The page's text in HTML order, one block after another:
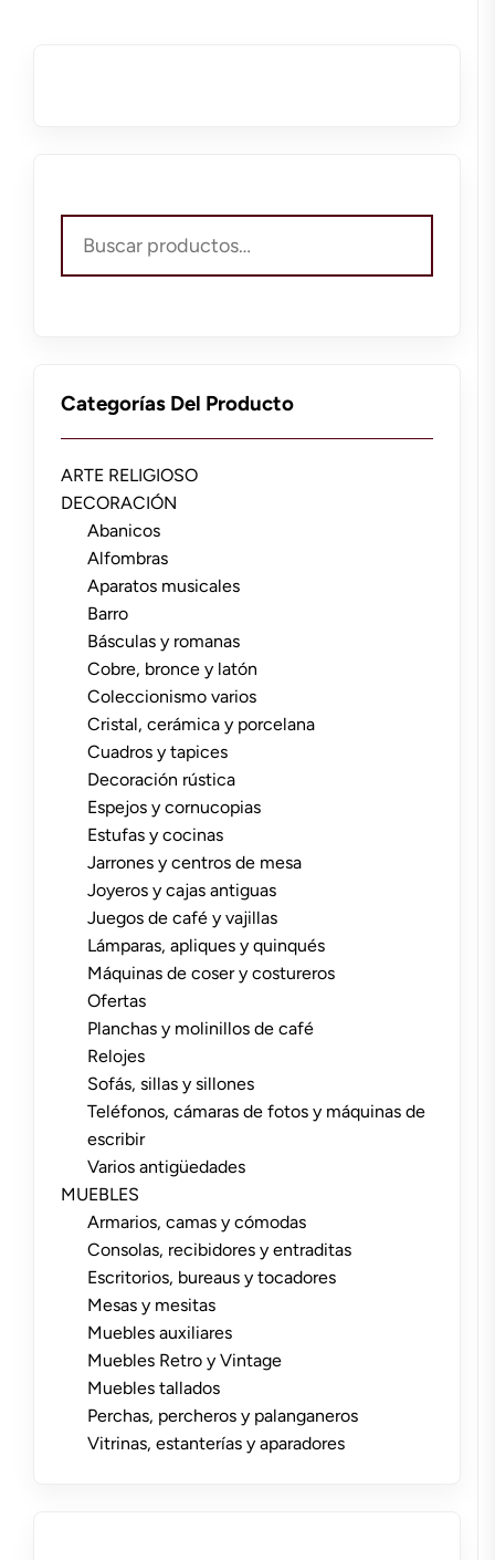
por:
Categorías Del Producto
ARTE RELIGIOSO
DECORACIÓN
Abanicos
Alfombras
Aparatos musicales
Barro
Básculas y romanas
Cobre, bronce y latón
Coleccionismo varios
Cristal, cerámica y porcelana
Cuadros y tapices
Decoración rústica
Espejos y cornucopias
Estufas y cocinas
Jarrones y centros de mesa
Joyeros y cajas antiguas
Juegos de café y vajillas
Lámparas, apliques y quinqués
Máquinas de coser y costureros
Ofertas
Planchas y molinillos de café
Relojes
Sofás, sillas y sillones
Teléfonos, cámaras de fotos y máquinas de
escribir
Varios antigüedades
MUEBLES
Armarios, camas y cómodas
Consolas, recibidores y entraditas
Escritorios, bureaus y tocadores
Mesas y mesitas
Muebles auxiliares
Muebles Retro y Vintage
Muebles tallados
Perchas, percheros y palanganeros
Vitrinas, estanterías y aparadores